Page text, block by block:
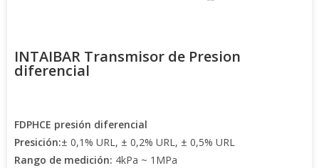
INTAIBAR Transmisor de Presion
diferencial
FDPHCE presión diferencial
Presición:± 0,1% URL, ± 0,2% URL, ± 0,5% URL
Rango de medición: 4kPa ~ 1MPa